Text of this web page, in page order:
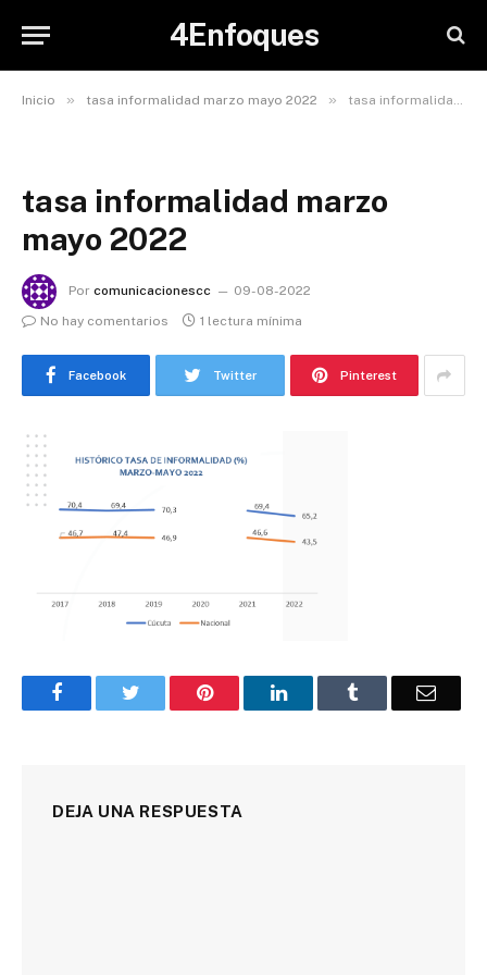
4Enfoques
Inicio » tasa informalidad marzo mayo 2022 » tasa informalidad marzo mayo 2022
tasa informalidad marzo
mayo 2022
Por comunicacionescc
09-08-2022
No hay comentarios
1 lectura mínima
Facebook Twitter Pinterest
FacebookTwitter Pinterest LinkedInTumblr
DEJA UNA RESPUESTA